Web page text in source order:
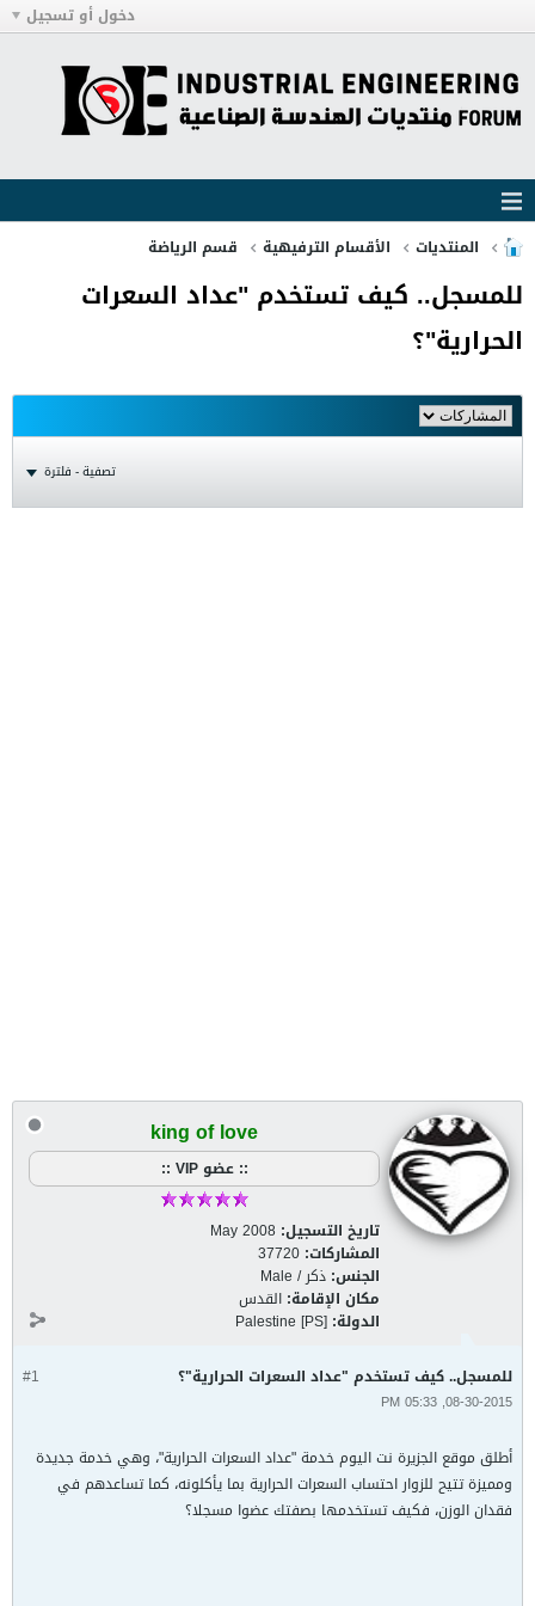
دخول أو تسجيل
المنتديات الأقسام الترفيهية قسم الرياضة
للمسجل.. كيف تستخدم "عداد السعرات
الحرارية"؟
تصفية - فلترة
king of love
:: عضو VIP ::
تاريخ التسجيل: May 2008
المشاركات: 37720
الجنس: ذكر / Male
مكان الإقامة: القدس
الدولة: Palestine [PS]
#1 للمسجل.. كيف تستخدم "عداد السعرات الحرارية"؟
08-30-2015, 05:33 PM
أطلق موقع الجزيرة نت اليوم خدمة "عداد السعرات الحرارية"، وهي خدمة جديدة
ومميزة تتيح للزوار احتساب السعرات الحرارية بما يأكلونه، كما تساعدهم في
فقدان الوزن، فكيف تستخدمها بصفتك عضوا مسجلا؟